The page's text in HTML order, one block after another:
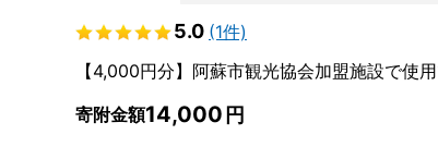
5.0 (1件)
【4,000円分】阿蘇市観光協会加盟施設で使
寄附金額14,000